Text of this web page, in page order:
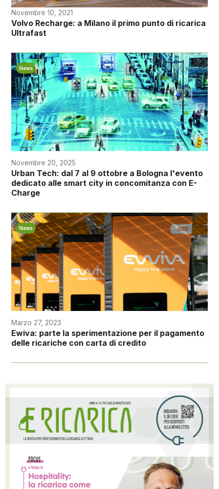
Novembre 10, 2021
Volvo Recharge: a Milano il primo punto di ricarica
Ultrafast
News
Novembre 20, 2025
Urban Tech: dal 7 al 9 ottobre a Bologna l'evento
dedicato alle smart city in concomitanza con E-
Charge
News
Marzo 27, 2023
Ewiva: parte la sperimentazione per il pagamento
delle ricariche con carta di credito